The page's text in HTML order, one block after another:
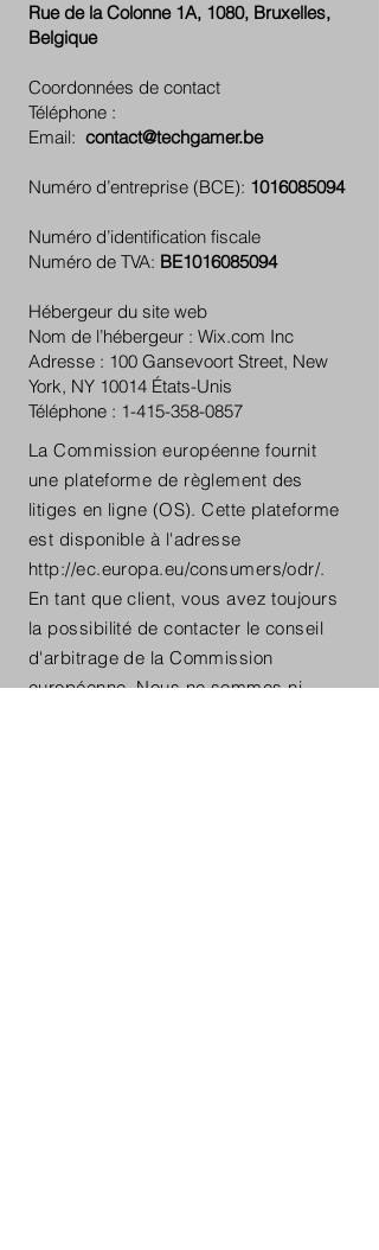
Rue de la Colonne 1A, 1080, Bruxelles,
Belgique
Coordonnées de contact
Téléphone :
Email: contact@techgamer.be
Numéro d’entreprise (BCE): 1016085094
Numéro d’identification fiscale
Numéro de TVA: BE1016085094
Hébergeur du site web
Nom de l’hébergeur : Wix.com Inc
Adresse : 100 Gansevoort Street, New
York, NY 10014 États-Unis
Téléphone : 1-415-358-0857
La Commission européenne fournit
une plateforme de règlement des
litiges en ligne (OS). Cette plateforme
est disponible à l'adresse
http://ec.europa.eu/consumers/odr/.
En tant que client, vous avez toujours
la possibilité de contacter le conseil
d'arbitrage de la Commission
européenne. Nous ne sommes ni